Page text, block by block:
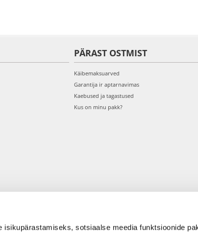
isikupärastamiseks, sotsiaalse meedia funktsioonide
PÄRAST OSTMIST
Käibemaksuarved
Garantija ir aptarnavimas
Kaebused ja tagastused
Kus on minu pakk?